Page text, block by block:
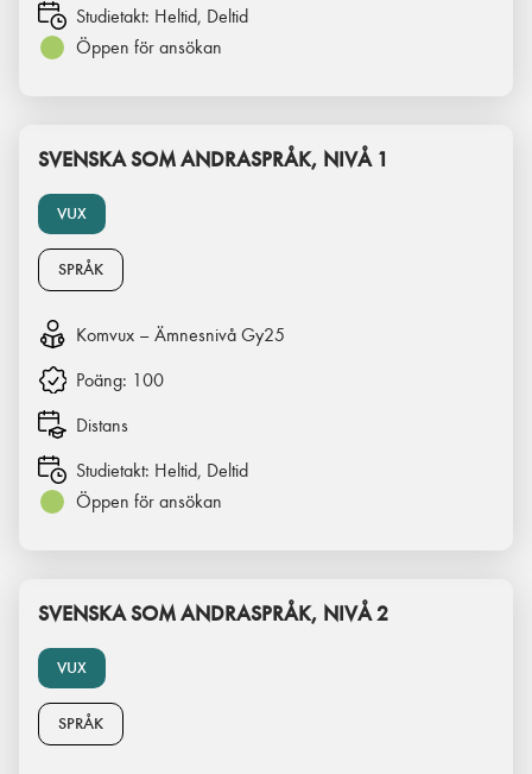
Studietakt: Heltid, Deltid
Öppen för ansökan
VUX
SVENSKA SOM ANDRASPRÅK, NIVÅ 1
SPRÅK
Komvux – Ämnesnivå Gy25
Poäng: 100
Distans
Studietakt: Heltid, Deltid
Öppen för ansökan
VUX
SVENSKA SOM ANDRASPRÅK, NIVÅ 2
SPRÅK